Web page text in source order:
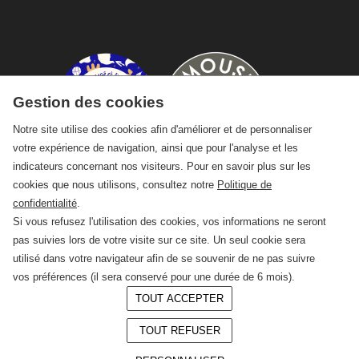
© 2026 —CRAFT Limoges
Gestion des cookies
Notre site utilise des cookies afin d'améliorer et de personnaliser
votre expérience de navigation, ainsi que pour l'analyse et les
indicateurs concernant nos visiteurs. Pour en savoir plus sur les
cookies que nous utilisons, consultez notre Politique de
confidentialité
Si vous refusez l'utilisation des cookies, vos informations ne seront
pas suivies lors de votre visite sur ce site. Un seul cookie sera
utilisé dans votre navigateur afin de se souvenir de ne pas suivre
vos préférences (il sera conservé pour une durée de 6 mois).
TOUT ACCEPTER
TOUT REFUSER